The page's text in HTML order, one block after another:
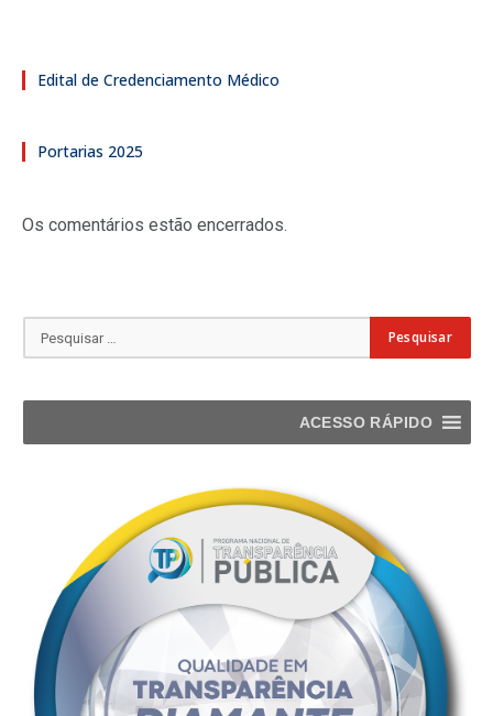
Edital de Credenciamento Médico
Portarias 2025
Os comentários estão encerrados.
ACESSO RÁPIDO